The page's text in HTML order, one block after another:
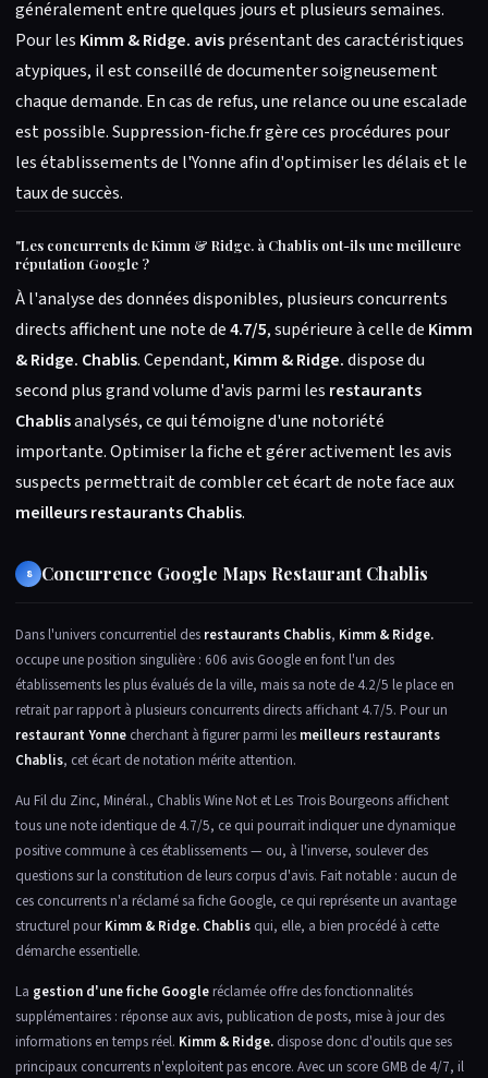
généralement entre quelques jours et plusieurs semaines.
Pour les Kimm & Ridge. avisprésentant des caractéristiques
atypiques, il est conseillé de documenter soigneusement
chaque demande. En cas de refus, une relance ou une escalade
est possible. Suppression-fiche.fr gère ces procédures pour
les établissements de l'Yonne afin d'optimiser les délais et le
taux de succès.
"Les concurrents de Kimm & Ridge. à Chablis ont-ils une meilleure
réputation Google ?
À l'analyse des données disponibles, plusieurs concurrents
directs affichent une note de4.7/5, supérieure à celle de Kimm
& Ridge. Chablis. Cependant, Kimm & Ridge.dispose du
second plus grand volume d'avis parmi les restaurants
Chablisanalysés, ce qui témoigne d'une notoriété
importante. Optimiser la fiche et gérer activement les avis
suspects permettrait de combler cet écart de note face aux
meilleurs restaurants Chablis.
8 Concurrence Google Maps Restaurant Chablis
Dans l'univers concurrentiel des restaurants Chablis, Kimm & Ridge.
occupe une position singulière : 606 avis Google en font l'un des
établissements les plus évalués de la ville, mais sa note de 4.2/5 le place en
retrait par rapport à plusieurs concurrents directs affichant 4.7/5. Pour un
restaurant Yonne cherchant à figurer parmi les meilleurs restaurants
Chablis, cet écart de notation mérite attention.
Au Fil du Zinc, Minéral., Chablis Wine Not et Les Trois Bourgeons affichent
tous une note identique de 4.7/5, ce qui pourrait indiquer une dynamique
positive commune à ces établissements — ou, à l'inverse, soulever des
questions sur la constitution de leurs corpus d'avis. Fait notable : aucun de
ces concurrents n'a réclamé sa fiche Google, ce qui représente un avantage
structurel pourKimm & Ridge. Chablis qui, elle, a bien procédé à cette
démarche essentielle.
La gestion d'une fiche Google réclamée offre des fonctionnalités
supplémentaires : réponse aux avis, publication de posts, mise à jour des
informations en temps réel. Kimm & Ridge. dispose donc d'outils que ses
principaux concurrents n'exploitent pas encore. Avec un score GMB de 4/7, il